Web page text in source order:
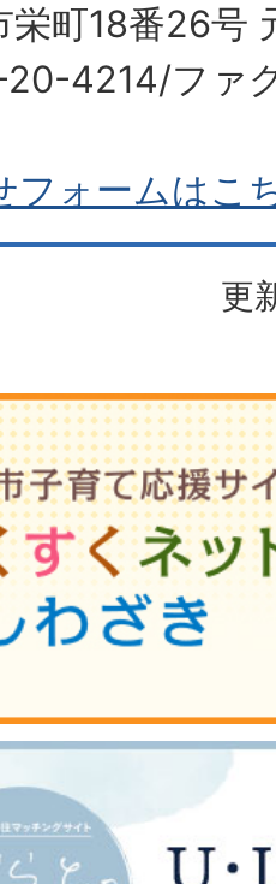
栄町18番26号
20-4214/ファ
フォームはこ
更